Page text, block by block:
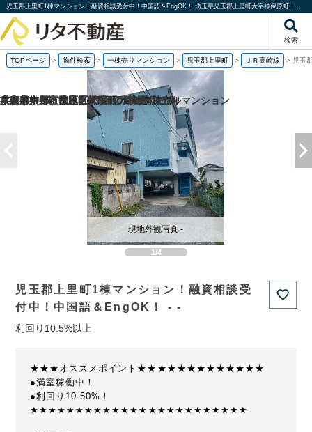
児玉郡上里町1棟マンション！融資相談受付中！中国語＆EngOK！ 埼玉県児玉郡上里町大字神保原町｜一棟売りマンション｜投資物件や収益物件｜株式会社リタ不動産
検索
TOPページ > 物件検索 > 一棟売りマンション > 児玉郡上里町 > ＪＲ高崎線 > 児玉
1/4
現地外観写真 -
児玉郡上里町1棟マンション！融資相談受
付中！中国語＆EngOK！ - -
利回り10.5%以上
★★★オススメポイント★★★★★★★★★★★★★
●満室稼働中！
●利回り10.50%！
★★★★★★★★★★★★★★★★★★★★★★★★
京都府京都市南区吉祥院西ノ茶屋町の
京都府京都市伏見区帯屋町の1棟売りビル
東京都中野区江原町3丁目の1棟売りビル
兵庫県神戸市垂水区大町3丁目の一棟売りマンション